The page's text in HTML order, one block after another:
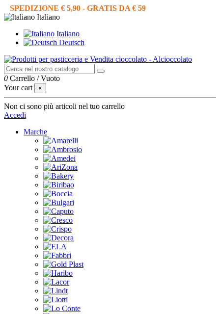
SPEDIZIONE € 5,90 - GRATIS DA € 59
Italiano
Italiano
Deutsch
0 Carrello /Vuoto
Your cart
×
Non ci sono più articoli nel tuo carrello
Accedi
Marche